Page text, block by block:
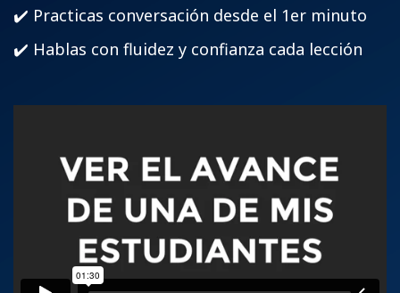
✔️ Practicas conversación desde el 1er minuto
✔️ Hablas con fluidez y confianza cada lección­